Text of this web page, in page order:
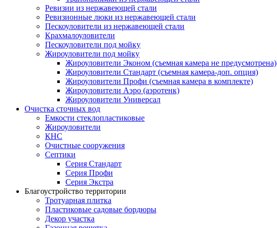
Ревизии из нержавеющей стали
Ревизионные люки из нержавеющей стали
Пескоуловители из нержавеющей стали
Крахмалоуловители
Пескоуловители под мойку
Жироуловители под мойку
Жироуловители Эконом (съемная камера не предусмотрена)
Жироуловители Стандарт (съемная камера-доп. опция)
Жироуловители Профи (съемная камера в комплекте)
Жироуловители Аэро (аэротенк)
Жироуловители Универсал
Очистка сточных вод
Емкости стеклопластиковые
Жироуловители
КНС
Очистные сооружения
Септики
Серия Стандарт
Серия Профи
Серия Экстра
Благоустройство территории
Тротуарная плитка
Пластиковые садовые бордюры
Декор участка